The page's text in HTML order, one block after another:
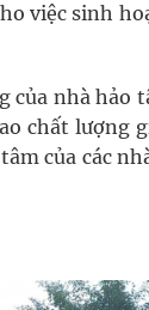
việc sinh
nhà hảo
chất lượng
của các